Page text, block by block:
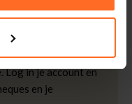
en krijg € 5,- retour
Log in je account en
en je